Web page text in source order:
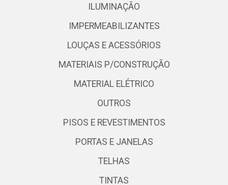
ILUMINAÇÃO
IMPERMEABILIZANTES
LOUÇAS E ACESSÓRIOS
MATERIAIS P/CONSTRUÇÃO
MATERIAL ELÉTRICO
OUTROS
PISOS E REVESTIMENTOS
PORTAS E JANELAS
TELHAS
TINTAS